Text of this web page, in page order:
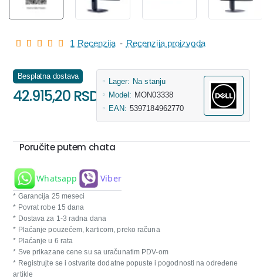
1 Recenzija - Recenzija proizvoda
Besplatna dostava
42.915,20 RSD
Lager: Na stanju
Model: MON03338
EAN: 5397184962770
Poručite putem chata
Whatsapp Viber
* Garancija 25 meseci
* Povrat robe 15 dana
* Dostava za 1-3 radna dana
* Plaćanje pouzećem, karticom, preko računa
* Plaćanje u 6 rata
* Sve prikazane cene su sa uračunatim PDV-om
* Registrujte se i ostvarite dodatne popuste i pogodnosti na određene
artikle